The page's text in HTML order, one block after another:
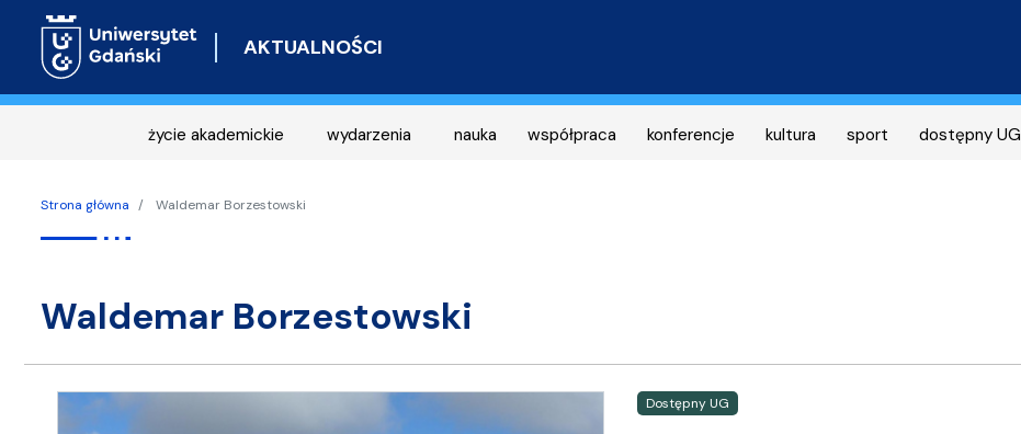
AKTUALNOŚCI
życie akademickie wydarzenia nauka współpraca konferencje kultura sport dostępny UG
Strona główna Waldemar Borzestowski
Waldemar Borzestowski
Dostępny UG